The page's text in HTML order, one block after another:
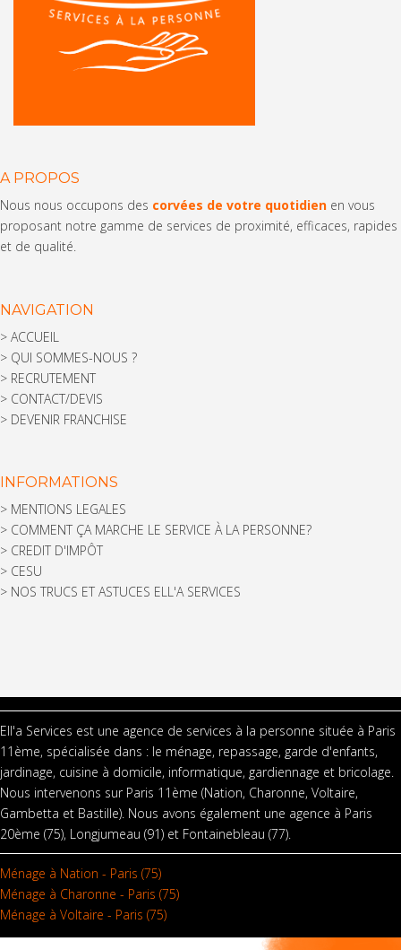
A PROPOS
Nous nous occupons des corvées de votre quotidien en vous
proposant notre gamme de services de proximité, efficaces, rapides
et de qualité.
NAVIGATION
> ACCUEIL
> QUI SOMMES-NOUS ?
> RECRUTEMENT
> CONTACT/DEVIS
> DEVENIR FRANCHISE
INFORMATIONS
> MENTIONS LEGALES
> COMMENT ÇA MARCHE LE SERVICE À LA PERSONNE?
> CREDIT D'IMPÔT
> CESU
> NOS TRUCS ET ASTUCES ELL'A SERVICES
Ell'a Services est une agence de services à la personne située à Paris
11ème, spécialisée dans : le ménage, repassage, garde d'enfants,
jardinage, cuisine à domicile, informatique, gardiennage et bricolage.
Nous intervenons sur Paris 11ème (Nation, Charonne, Voltaire,
Gambetta et Bastille). Nous avons également une agence à Paris
20ème (75), Longjumeau (91) et Fontainebleau (77).
Ménage à Nation - Paris (75)
Ménage à Charonne - Paris (75)
Ménage à Voltaire - Paris (75)